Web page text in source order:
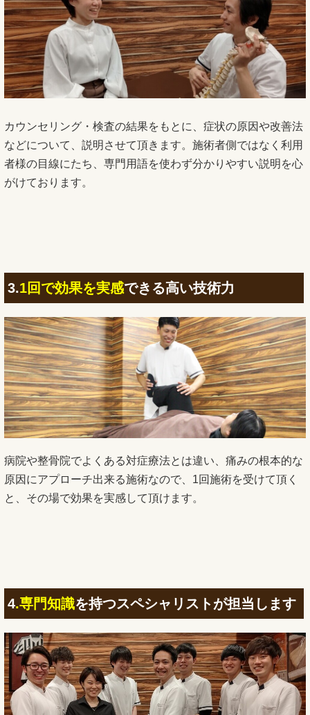
カウンセリング・検査の結果をもとに、症状の原因や改善法
などについて、説明させて頂きます。施術者側ではなく利用
者様の目線にたち、専門用語を使わず分かりやすい説明を心
がけております。
3.1回で効果を実感できる高い技術力
病院や整骨院でよくある対症療法とは違い、痛みの根本的な
原因にアプローチ出来る施術なので、1回施術を受けて頂く
と、その場で効果を実感して頂けます。
4.専門知識を持つスペシャリストが担当します